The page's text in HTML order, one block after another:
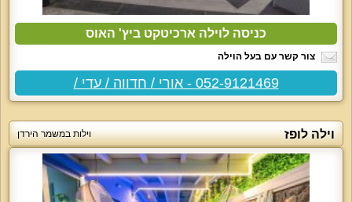
כניסה לוילה ארכיטקט ביץ' האוס
צור קשר עם בעל הוילה
052-9121469 - אורי / חדווה / עדי /
וילה לופז וילות במשמר הירדן